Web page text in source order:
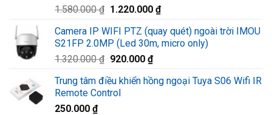
1.580.000₫ Giá
là:
1.580.000 ₫.
1.220.000 ₫Giá
tại
là:
Camera IP WIFI PTZ (quay quét) ngoài trời IMOU
S21FP 2.0MP (Led 30m, micro only)
1.320.000₫ Giá
là:
1.320.000 ₫.
920.000 ₫Giá
tại
Trung tâm điều khiển hồng ngoại Tuya S06 Wifi IR
Remote Control
250.000 ₫